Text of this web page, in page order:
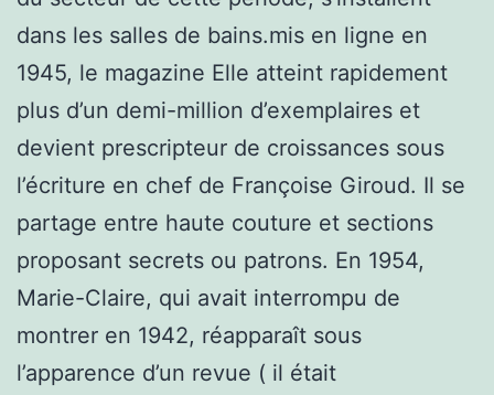
dans les salles de bains.mis en ligne en
1945, le magazine Elle atteint rapidement
plus d’un demi-million d’exemplaires et
devient prescripteur de croissances sous
l’écriture en chef de Françoise Giroud. Il se
partage entre haute couture et sections
proposant secrets ou patrons. En 1954,
Marie-Claire, qui avait interrompu de
montrer en 1942, réapparaît sous
l’apparence d’un revue ( il était